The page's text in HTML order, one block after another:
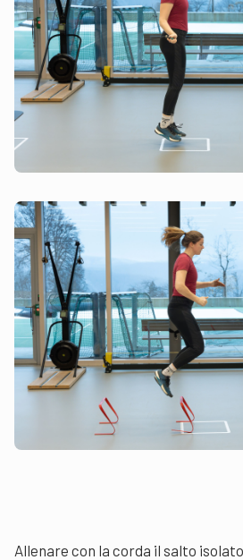
Allenare con la corda il salto